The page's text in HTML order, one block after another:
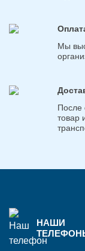
Мы
После
товар
НАШИ